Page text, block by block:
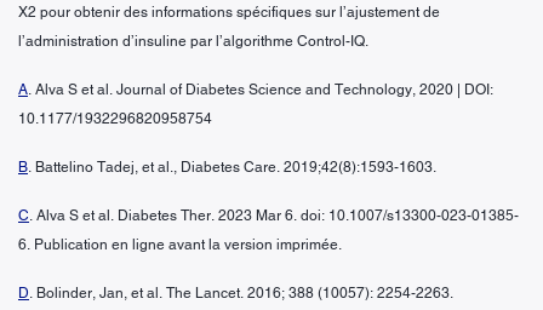
X2 pour obtenir des informations spécifiques sur l’ajustement de
l’administration d’insuline par l’algorithme Control-IQ.
A. Alva S et al. Journal of Diabetes Science and Technology, 2020 | DOI:
10.1177/1932296820958754
B. Battelino Tadej, et al., Diabetes Care. 2019;42(8):1593-1603.
C. Alva S et al. Diabetes Ther. 2023 Mar 6. doi: 10.1007/s13300-023-01385-
6. Publication en ligne avant la version imprimée.
D. Bolinder, Jan, et al. The Lancet. 2016; 388 (10057): 2254-2263.